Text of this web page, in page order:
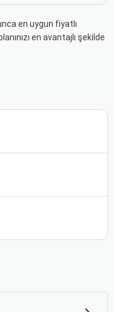
en uygun fiyatlı
en avantajlı şekilde